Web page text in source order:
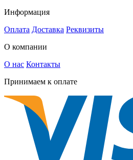
Информация
Оплата Доставка Реквизиты
О компании
О нас Контакты
Принимаем к оплате